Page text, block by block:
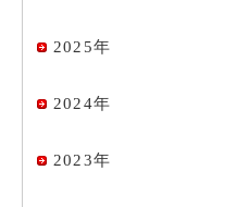
2025年
2024年
2023年